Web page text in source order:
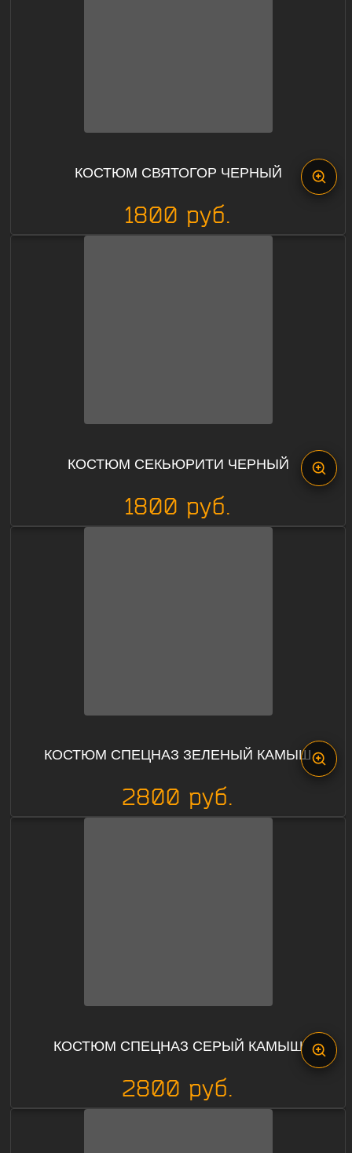
КОСТЮМ СВЯТОГОР ЧЕРНЫЙ
1800 руб.
КОСТЮМ СЕКЬЮРИТИ ЧЕРНЫЙ
1800 руб.
КОСТЮМ СПЕЦНАЗ ЗЕЛЕНЫЙ КАМЫШ
2800 руб.
КОСТЮМ СПЕЦНАЗ СЕРЫЙ КАМЫШ
2800 руб.